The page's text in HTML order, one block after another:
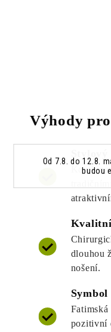
Od 7.8. do 12.8.
budou
Výhody
dlouhou
nošení.
pozitivní